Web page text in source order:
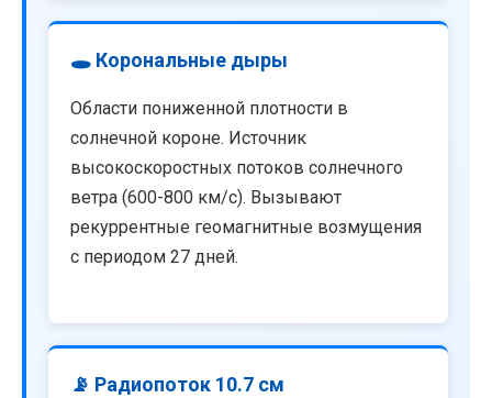
🕳️ Корональные дыры
Области пониженной плотности в
солнечной короне. Источник
высокоскоростных потоков солнечного
ветра (600-800 км/с). Вызывают
рекуррентные геомагнитные возмущения
с периодом 27 дней.
📡 Радиопоток 10.7 см